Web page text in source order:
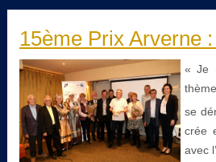
15ème Prix Arverne
« Je
se
crée
avec